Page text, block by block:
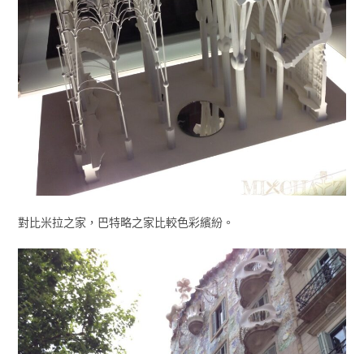
對比米拉之家，巴特略之家比較色彩繽紛。